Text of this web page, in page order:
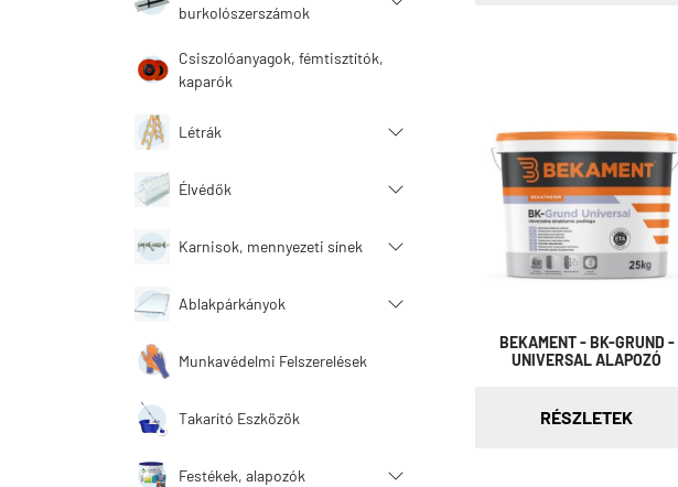
burkolószerszámok
Csiszolóanyagok, fémtisztítók,
kaparók
Létrák
Élvédők
Karnisok, mennyezeti sínek
Ablakpárkányok
Munkavédelmi Felszerelések
Takarító Eszközök
Festékek, alapozók
BEKAMENT - BK-GRUND -
UNIVERSAL ALAPOZÓ
RÉSZLETEK